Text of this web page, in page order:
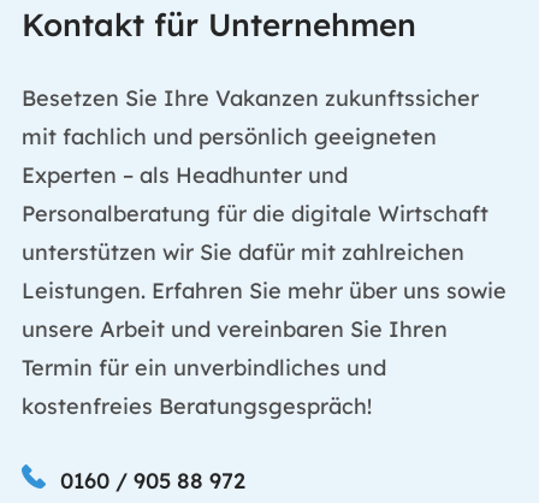
Kontakt für Unternehmen
Besetzen Sie Ihre Vakanzen zukunftssicher
mit fachlich und persönlich geeigneten
Experten – als Headhunter und
Personalberatung für die digitale Wirtschaft
unterstützen wir Sie dafür mit zahlreichen
Leistungen. Erfahren Sie mehr über uns sowie
unsere Arbeit und vereinbaren Sie Ihren
Termin für ein unverbindliches und
kostenfreies Beratungsgespräch!
0160 / 905 88 972